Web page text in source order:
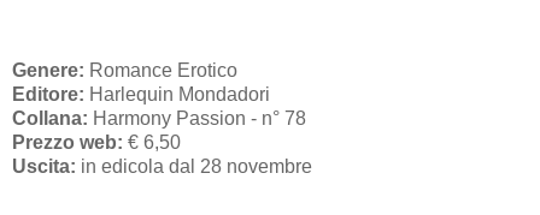
Genere: Romance Erotico
Editore: Harlequin Mondadori
Collana: Harmony Passion - n° 78
Prezzo web: € 6,50
Uscita: in edicola dal 28 novembre